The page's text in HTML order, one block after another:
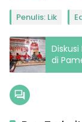
Penulis: Lik
Diskusi
di